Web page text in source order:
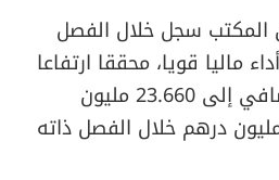
المكتب سجل خلال الفصل
الثاني من سنة 2024 أداء ماليا قويا، محققا ارتفاعا
في رقم معاملاته الصافي إلى 23.660 مليون
مقابل 19.280 مليون درهم خلال الفصل ذاته